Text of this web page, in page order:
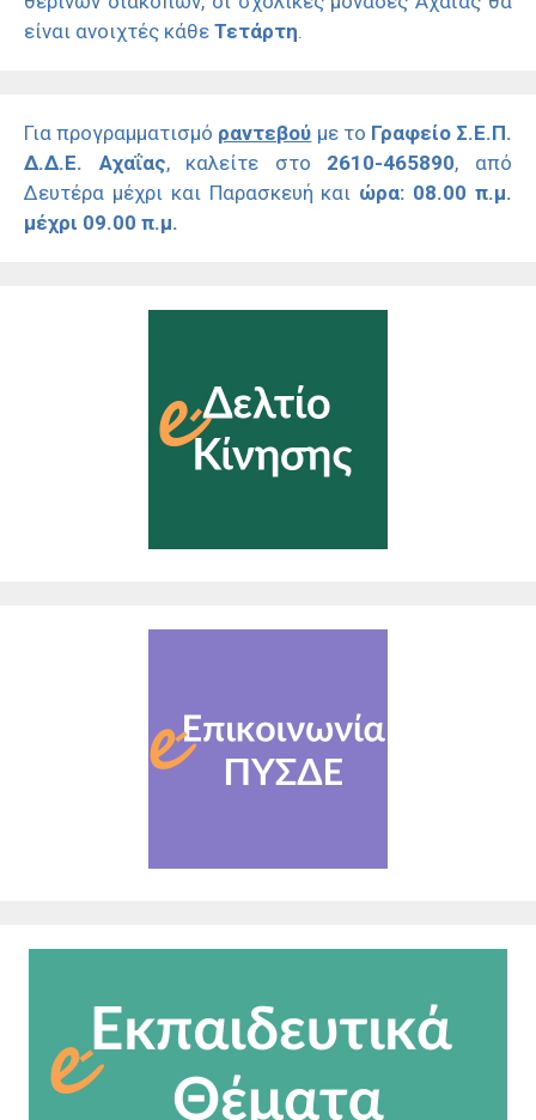
είναι ανοιχτές κάθε Τετάρτη.
Για προγραμματισμό ραντεβού με το Γραφείο Σ.Ε.Π.
Δ.Δ.Ε. Αχαΐας, καλείτε στο 2610-465890, από
Δευτέρα μέχρι και Παρασκευή και ώρα: 08.00 π.μ.
μέχρι 09.00 π.μ.